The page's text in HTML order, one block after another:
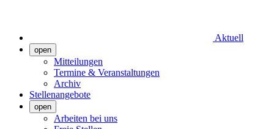
Aktuell
open
Mitteilungen
Termine & Veranstaltungen
Archiv
Stellenangebote
open
Arbeiten bei uns